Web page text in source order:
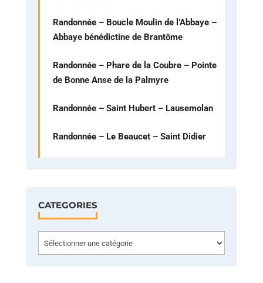
Randonnée – Boucle Moulin de l’Abbaye –
Abbaye bénédictine de Brantôme
Randonnée – Phare de la Coubre – Pointe
de Bonne Anse de la Palmyre
Randonnée – Saint Hubert – Lausemolan
Randonnée – Le Beaucet – Saint Didier
CATEGORIES